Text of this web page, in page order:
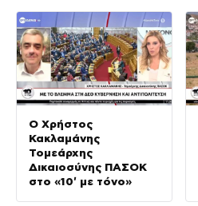
Ο Χρήστος
Κακλαμάνης
Τομεάρχης
Δικαιοσύνης ΠΑΣΟΚ
στο «10′ με τόνο»